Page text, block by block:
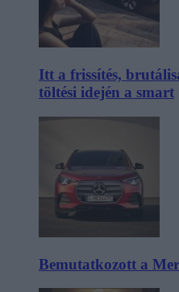
Itt a frissítés,
töltési idején a smart
Bemutatkozott a